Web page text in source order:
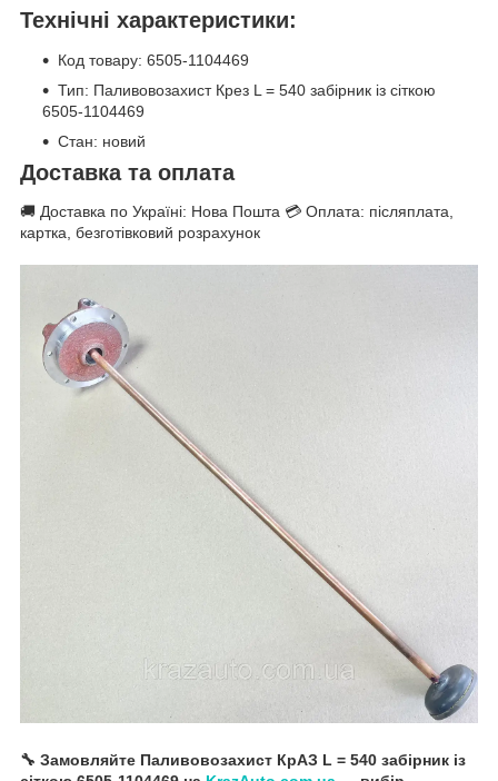
Технічні характеристики:
Код товару: 6505-1104469
Тип: Паливовозахист Крез L = 540 забірник із сіткою
6505-1104469
Стан: новий
Доставка та оплата
🚚 Доставка по Україні: Нова Пошта 💳 Оплата: післяплата,
картка, безготівковий розрахунок
🔧 Замовляйте Паливовозахист КрАЗ L = 540 забірник із